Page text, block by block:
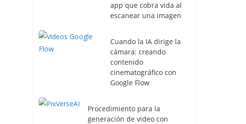
app que cobra vida al
escanear una imagen
Cuando la IA dirige la
cámara: creando
contenido
cinematográfico con
Google Flow
Procedimiento para la
generación de video con